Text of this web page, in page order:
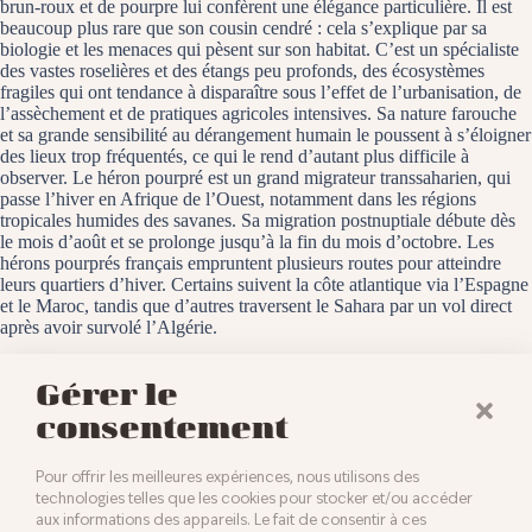
Gérer le
consentement
Pour offrir les meilleures expériences, nous utilisons des
technologies telles que les cookies pour stocker et/ou accéder
aux informations des appareils. Le fait de consentir à ces
brun-roux et de pourpre lui confèrent une élégance particulière. Il est
beaucoup plus rare que son cousin cendré : cela s’explique par sa
biologie et les menaces qui pèsent sur son habitat. C’est un spécialiste
des vastes roselières et des étangs peu profonds, des écosystèmes
fragiles qui ont tendance à disparaître sous l’effet de l’urbanisation, de
l’assèchement et de pratiques agricoles intensives. Sa nature farouche
et sa grande sensibilité au dérangement humain le poussent à s’éloigner
des lieux trop fréquentés, ce qui le rend d’autant plus difficile à
observer. Le héron pourpré est un grand migrateur transsaharien, qui
passe l’hiver en Afrique de l’Ouest, notamment dans les régions
tropicales humides des savanes. Sa migration postnuptiale débute dès
le mois d’août et se prolonge jusqu’à la fin du mois d’octobre. Les
hérons pourprés français empruntent plusieurs routes pour atteindre
leurs quartiers d’hiver. Certains suivent la côte atlantique via l’Espagne
et le Maroc, tandis que d’autres traversent le Sahara par un vol direct
après avoir survolé l’Algérie.